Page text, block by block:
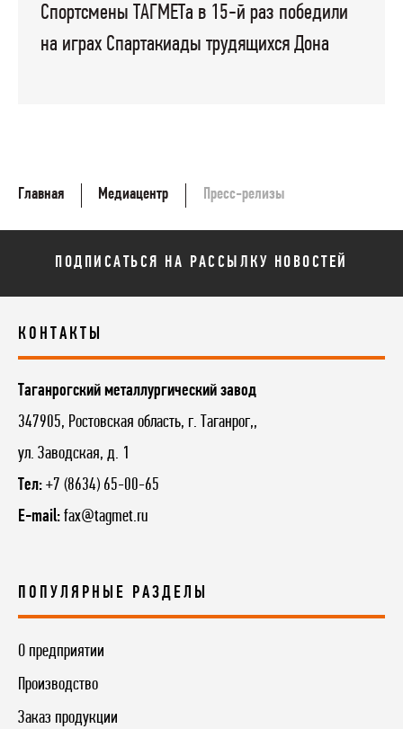
Спортсмены ТАГМЕТа в 15-й раз победили
на играх Спартакиады трудящихся Дона
Главная Медиацентр Пресс-релизы
ПОДПИСАТЬСЯ НА РАССЫЛКУ НОВОСТЕЙ
КОНТАКТЫ
Таганрогский металлургический завод
347905, Ростовская область, г. Таганрог,,
ул. Заводская, д. 1
Тел: +7 (8634) 65-00-65
E-mail: fax@tagmet.ru
ПОПУЛЯРНЫЕ РАЗДЕЛЫ
О предприятии
Производство
Заказ продукции